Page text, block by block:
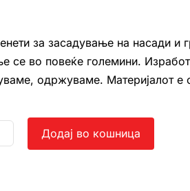
за засадување на насади
се во повеќе големини.
одржуваме. Материјалот е
Додај во кошница